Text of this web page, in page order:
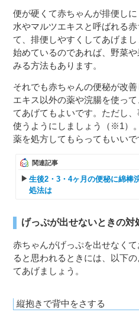
便が硬くて赤ちゃんが排便し
水やマルツエキスと呼ばれる
て、排便しやすくしてあげま
始めているのであれば、野菜
みる方法もあります。
それでも赤ちゃんの便秘が改
エキス以外の薬や浣腸を使っ
てあげてもよいです。ただし
使うようにしましょう（※1）
薬を処方してもらってもいいで
関連記事
生後2・3・4ヶ月の便秘に綿棒
処法は
げっぷが出せないときの対
赤ちゃんがげっぷを出せなく
ると思われるときには、以下
てあげましょう。
縦抱きで背中をさする